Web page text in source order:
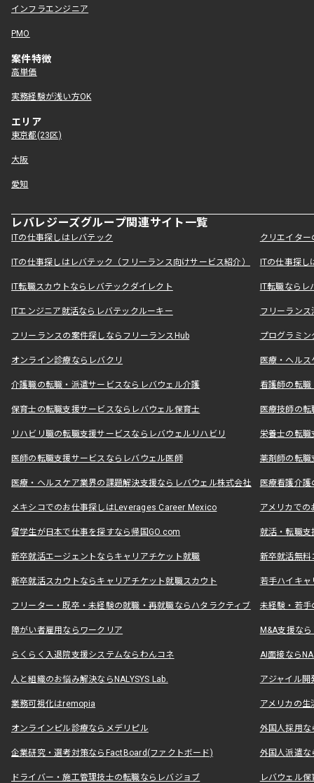
インフラエンジニア
PMO
案件特徴
高単価
実務経験が浅い方OK
エリア
東京都(23区)
大阪
愛知
レバレジーズグループ関連サイト一覧
ITの仕事探しはレバテック クリエイタ
ITの仕事探しはレバテック（フリーランス向けサービス紹介） ITの仕事探
IT転職スカウトならレバテックダイレクト IT転職なら
ITエンジニア就活ならレバテックルーキー フリーラン
フリーランスの案件探しならフリーランスHub プログラミ
オンライン診療ならレバクリ 医療・ヘル
介護職の転職・派遣サービスならレバウェル介護 看護師の転
保育士の転職支援サービスならレバウェル保育士 医療技師の
リハビリ職の転職支援サービスならレバウェルリハビリ 栄養士の転
医師の転職支援サービスならレバウェル医師 薬剤師の転
医療・ヘルスケア業界の課題解決支援ならレバウェル株式会社 医療看護介
メキシコでのお仕事探しはLeverages Career Mexico アメリカで
留学生が日本で仕事を探すなら帰国GO.com 就活・転職
新卒就活エージェントならキャリアチケット就職 新卒就活無料
新卒就活スカウトならキャリアチケット就職スカウト 若手ハイキ
フリーター・既卒・未経験の就職・再就職ならハタラクティブ 未経験・若手
障がい者雇用ならワークリア M&A支援な
らくらく入退院支援システムならわんコネ AI面接なら
人と組織のお悩み解決ならNALYSYS Lab. アジャイル
業務可視化はremopia アメリカの
オンラインピル診療ならメデリピル 外国人採用
企業研究・選考対策ならFactBoard(ファクトボード) 外国人派遣な
ドライバー・施工管理技士の転職ならレバジョブ レバウェル